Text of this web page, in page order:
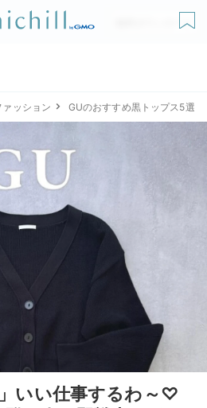
無料ダウンロード
ァッション GUのおすすめ黒トップス5選
いい仕事するわ～♡